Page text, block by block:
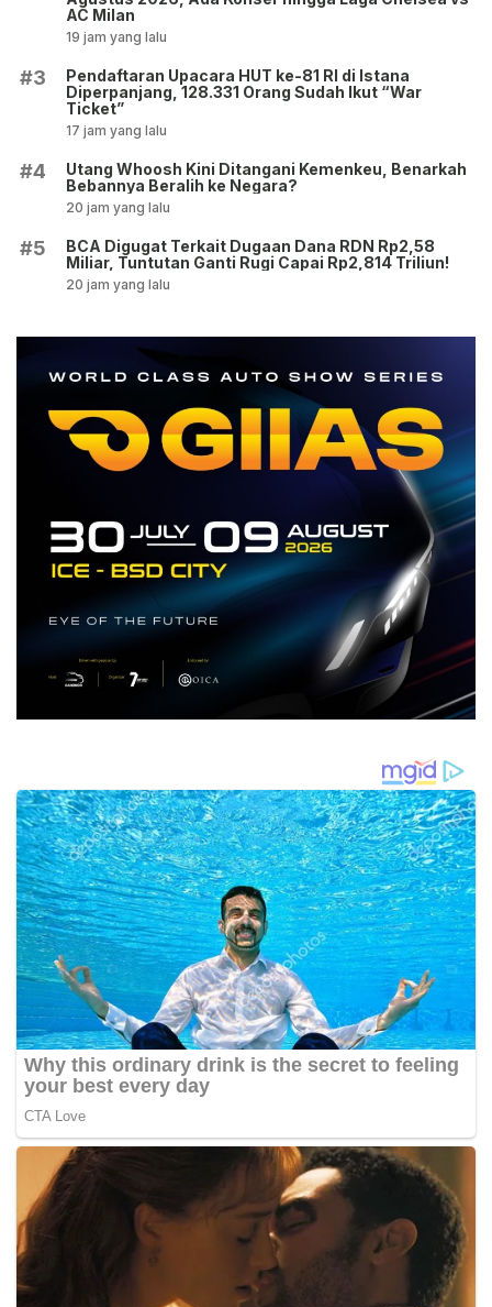
AC Milan
19 jam yang lalu
#3
Pendaftaran Upacara HUT ke-81 RI di Istana
Diperpanjang, 128.331 Orang Sudah Ikut “War
Ticket”
17 jam yang lalu
#4
Utang Whoosh Kini Ditangani Kemenkeu, Benarkah
Bebannya Beralih ke Negara?
20 jam yang lalu
#5
BCA Digugat Terkait Dugaan Dana RDN Rp2,58
Miliar, Tuntutan Ganti Rugi Capai Rp2,814 Triliun!
20 jam yang lalu